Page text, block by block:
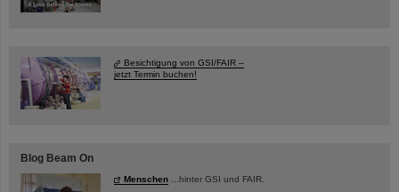
Besichtigung von GSI/FAIR –
jetzt Termin buchen!
Blog Beam On
Menschen ...hinter GSI und FAIR.